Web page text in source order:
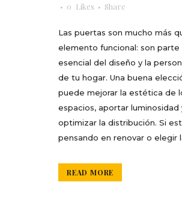
0 Likes Share
Las puertas son mucho más
elemento funcional: son parte
esencial del diseño y la
de tu hogar. Una buena
puede mejorar la estética de
espacios, aportar luminosidad
optimizar la distribución. Si
pensando en renovar o elegir
READ MORE